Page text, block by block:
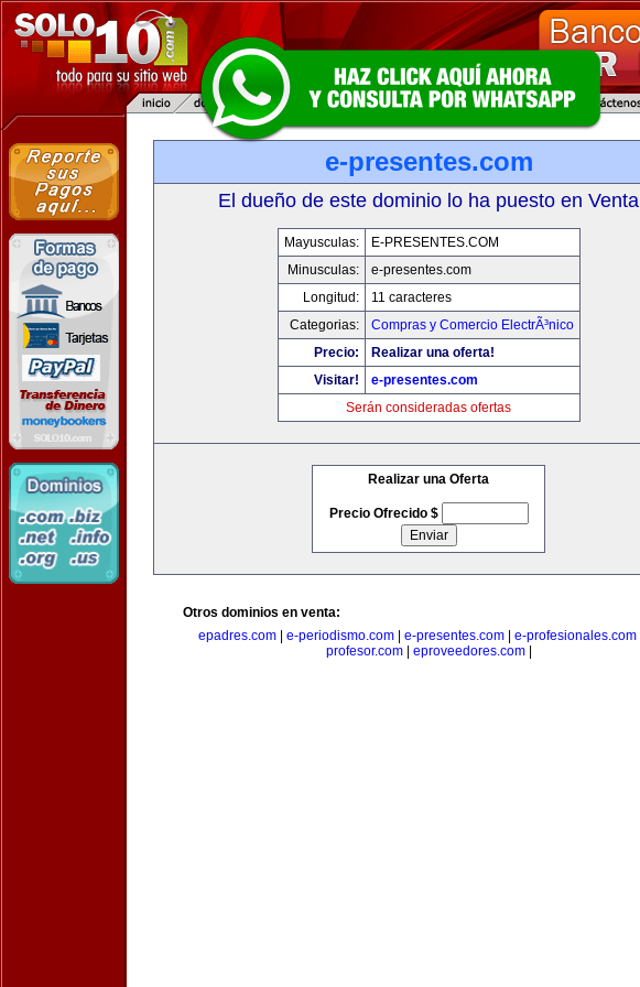
e-presentes.com
El dueño de este dominio lo ha puesto en Venta
Mayusculas:
E-PRESENTES.COM
Minusculas:
e-presentes.com
Longitud:
11 caracteres
Categorias:
Compras y Comercio ElectrÃ³nico
Precio:
Realizar una oferta!
Visitar!
e-presentes.com
Serán consideradas ofertas
Realizar una Oferta
Precio Ofrecido $
Otros dominios en venta:
epadres.com
e-periodismo.com e-presentes.com e-profesionales.com
profesor.com| eproveedores.com|